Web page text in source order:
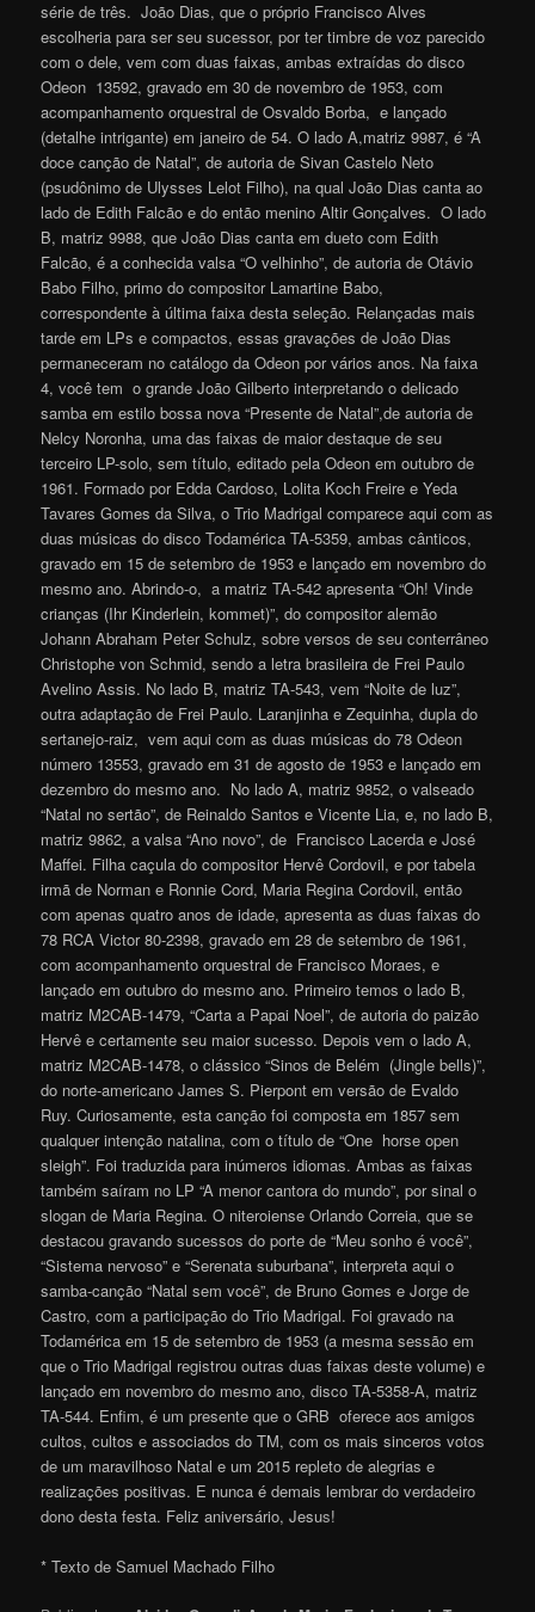
série de três. João Dias, que o próprio Francisco Alves
escolheria para ser seu sucessor, por ter timbre de voz parecido
com o dele, vem com duas faixas, ambas extraídas do disco
Odeon 13592, gravado em 30 de novembro de 1953, com
acompanhamento orquestral de Osvaldo Borba, e lançado
(detalhe intrigante) em janeiro de 54. O lado A,matriz 9987, é “A
doce canção de Natal”, de autoria de Sivan Castelo Neto
(psudônimo de Ulysses Lelot Filho), na qual João Dias canta ao
lado de Edith Falcão e do então menino Altir Gonçalves. O lado
B, matriz 9988, que João Dias canta em dueto com Edith
Falcão, é a conhecida valsa “O velhinho”, de autoria de Otávio
Babo Filho, primo do compositor Lamartine Babo,
correspondente à última faixa desta seleção. Relançadas mais
tarde em LPs e compactos, essas gravações de João Dias
permaneceram no catálogo da Odeon por vários anos. Na faixa
4, você tem o grande João Gilberto interpretando o delicado
samba em estilo bossa nova “Presente de Natal”,de autoria de
Nelcy Noronha, uma das faixas de maior destaque de seu
terceiro LP-solo, sem título, editado pela Odeon em outubro de
1961. Formado por Edda Cardoso, Lolita Koch Freire e Yeda
Tavares Gomes da Silva, o Trio Madrigal comparece aqui com as
duas músicas do disco Todamérica TA-5359, ambas cânticos,
gravado em 15 de setembro de 1953 e lançado em novembro do
mesmo ano. Abrindo-o, a matriz TA-542 apresenta “Oh! Vinde
crianças (Ihr Kinderlein, kommet)”, do compositor alemão
Johann Abraham Peter Schulz, sobre versos de seu conterrâneo
Christophe von Schmid, sendo a letra brasileira de Frei Paulo
Avelino Assis. No lado B, matriz TA-543, vem “Noite de luz”,
outra adaptação de Frei Paulo. Laranjinha e Zequinha, dupla do
sertanejo-raiz, vem aqui com as duas músicas do 78 Odeon
número 13553, gravado em 31 de agosto de 1953 e lançado em
dezembro do mesmo ano. No lado A, matriz 9852, o valseado
“Natal no sertão”, de Reinaldo Santos e Vicente Lia, e, no lado B,
matriz 9862, a valsa “Ano novo”, de Francisco Lacerda e José
Maffei. Filha caçula do compositor Hervê Cordovil, e por tabela
irmã de Norman e Ronnie Cord, Maria Regina Cordovil, então
com apenas quatro anos de idade, apresenta as duas faixas do
78 RCA Victor 80-2398, gravado em 28 de setembro de 1961,
com acompanhamento orquestral de Francisco Moraes, e
lançado em outubro do mesmo ano. Primeiro temos o lado B,
matriz M2CAB-1479, “Carta a Papai Noel”, de autoria do paizão
Hervê e certamente seu maior sucesso. Depois vem o lado A,
matriz M2CAB-1478, o clássico “Sinos de Belém (Jingle bells)”,
do norte-americano James S. Pierpont em versão de Evaldo
Ruy. Curiosamente, esta canção foi composta em 1857 sem
qualquer intenção natalina, com o título de “One horse open
sleigh”. Foi traduzida para inúmeros idiomas. Ambas as faixas
também saíram no LP “A menor cantora do mundo”, por sinal o
slogan de Maria Regina. O niteroiense Orlando Correia, que se
destacou gravando sucessos do porte de “Meu sonho é você”,
“Sistema nervoso” e “Serenata suburbana”, interpreta aqui o
samba-canção “Natal sem você”, de Bruno Gomes e Jorge de
Castro, com a participação do Trio Madrigal. Foi gravado na
Todamérica em 15 de setembro de 1953 (a mesma sessão em
que o Trio Madrigal registrou outras duas faixas deste volume) e
lançado em novembro do mesmo ano, disco TA-5358-A, matriz
TA-544. Enfim, é um presente que o GRB oferece aos amigos
cultos, cultos e associados do TM, com os mais sinceros votos
de um maravilhoso Natal e um 2015 repleto de alegrias e
realizações positivas. E nunca é demais lembrar do verdadeiro
dono desta festa. Feliz aniversário, Jesus!
* Texto de Samuel Machado Filho